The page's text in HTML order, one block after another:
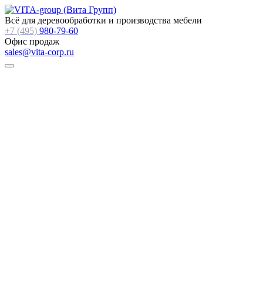
Всё для деревообработки и производства мебели
+7 (495) 980-79-60
Офис продаж
sales@vita-corp.ru